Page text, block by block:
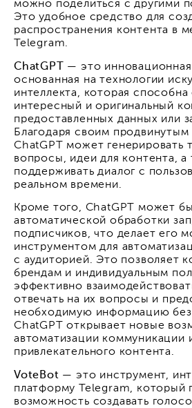
можно поделиться с другими
Это удобное средство для
распространения контента в
Telegram.
ChatGPT — это
основанная на технологии
интеллекта, которая способна
интересный и оригинальный
предоставленных данных или
Благодаря своим продвинутым
ChatGPT может генерировать
вопросы, идеи для контента, а
поддерживать диалог с
реальном времени.
Кроме того, ChatGPT может
автоматической обработки
подписчиков, что делает его
инструментом для
с аудиторией. Это позволяет
брендам и индивидуальным
эффективно
отвечать на их вопросы и
необходимую информацию без
ChatGPT открывает новые
автоматизации коммуникации
привлекательного контента.
VoteBot — это инструмент,
платформу Telegram, который
возможность создавать